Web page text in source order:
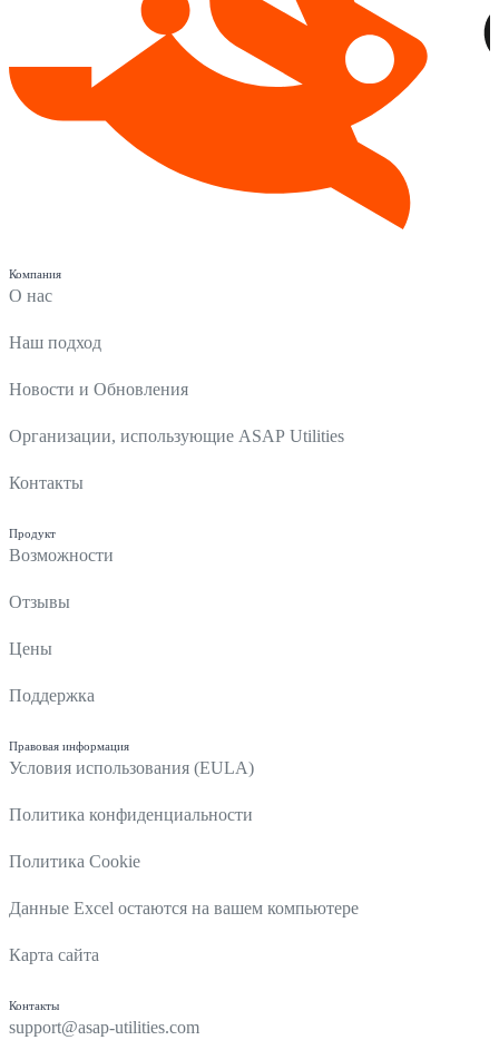
Компания
О нас
Наш подход
Новости и Обновления
Организации, использующие ASAP Utilities
Контакты
Продукт
Возможности
Отзывы
Цены
Поддержка
Правовая информация
Условия использования (EULA)
Политика конфиденциальности
Политика Cookie
Данные Excel остаются на вашем компьютере
Карта сайта
Контакты
support@asap-utilities.com